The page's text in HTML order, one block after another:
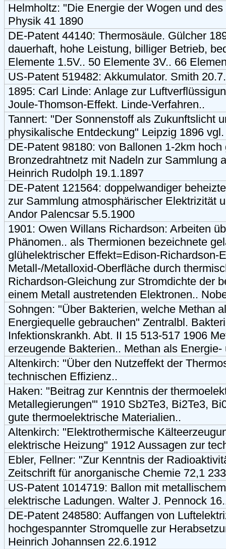
Helmholtz: "Die Energie der Wogen und
Physik 41 1890
DE-Patent 44140: Thermosäule. Gülcher
dauerhaft, hohe Leistung, billiger Betrieb,
Elemente 1.5V.. 50 Elemente 3V.. 66
US-Patent 519482: Akkumulator. Smith
1895: Carl Linde: Anlage zur
Joule-Thomson-Effekt. Linde-Verfahren..
Tannert: "Der Sonnenstoff als Zukunftslicht
physikalische Entdeckung" Leipzig 1896
DE-Patent 98180: von Ballonen 1-2km hoch
Bronzedrahtnetz mit Nadeln zur Sammlung
Heinrich Rudolph 19.1.1897
DE-Patent 121564: doppelwandiger
zur Sammlung atmosphärischer Elektrizität
Andor Palencsar 5.5.1900
1901: Owen Willans Richardson: Arbeiten
Phänomen.. als Thermionen bezeichnete
glühelektrischer Effekt=Edison-Richardson-
Metall-/Metalloxid-Oberfläche durch
Richardson-Gleichung zur Stromdichte der
einem Metall austretenden Elektronen..
Sohngen: "Über Bakterien, welche Methan
Energiequelle gebrauchen" Zentralbl.
Infektionskrankh. Abt. II 15 513-517 1906
erzeugende Bakterien.. Methan als
Altenkirch: "Über den Nutzeffekt der
technischen Effizienz..
Haken: "Beitrag zur Kenntnis der
Metallegierungen'" 1910 Sb2Te3, Bi2Te3,
gute thermoelektrische Materialien..
Altenkirch: "Elektrothermische
elektrische Heizung" 1912 Aussagen zur
Ebler, Fellner: "Zur Kenntnis der
Zeitschrift für anorganische Chemie 72,1
US-Patent 1014719: Ballon mit
elektrische Ladungen. Walter J. Pennock
DE-Patent 248580: Auffangen von
hochgespannter Stromquelle zur
Heinrich Johannsen 22.6.1912